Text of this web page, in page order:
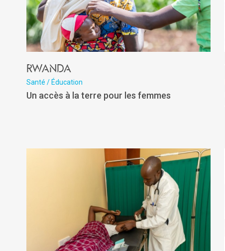
Rwanda
Santé / Éducation
Un accès à la terre pour les femmes